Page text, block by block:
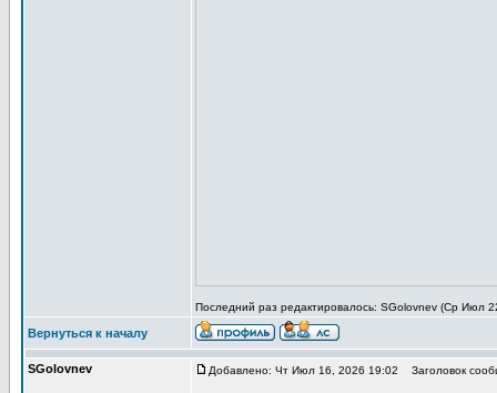
Последний раз редактировалось: SGolovnev (Ср Июл
Вернуться к началу
SGolovnev Добавлено: Чт Июл 16, 2026 19:02 Заголовок